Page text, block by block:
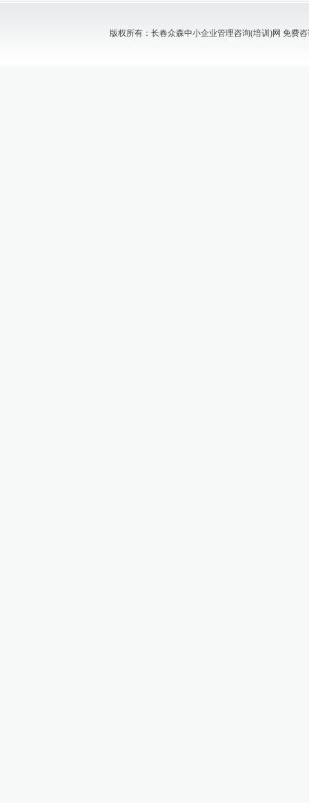
版权所有：长春众森中小企业管理咨询(培训)网 免费咨